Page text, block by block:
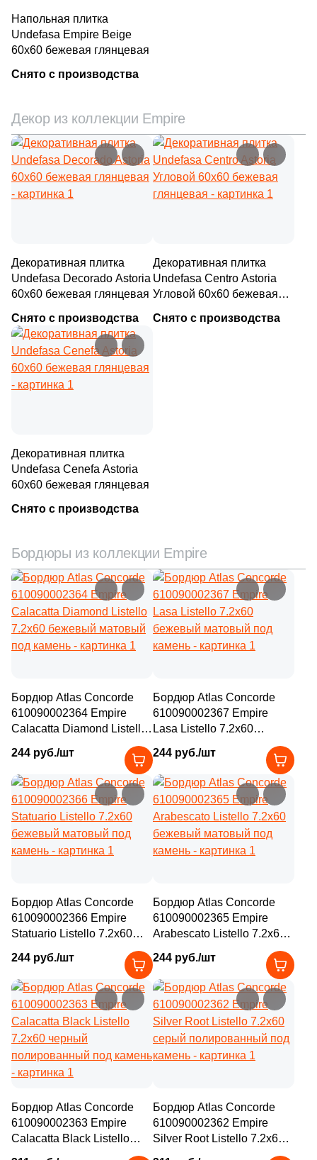
Напольная плитка
Undefasa Empire Beige
60x60 бежевая глянцевая
Снято с производства
Декор из коллекции Empire
Декоративная плитка
Undefasa Decorado Astoria
60x60 бежевая глянцевая
Снято с производства
Декоративная плитка
Undefasa Centro Astoria
Угловой 60x60 бежевая
Снято с производства
Декоративная плитка
Undefasa Cenefa Astoria
60x60 бежевая глянцевая
Снято с производства
Бордюры из коллекции Empire
Бордюр Atlas Concorde
610090002364 Empire
Calacatta Diamond Listello
7.2x60 бежевый матовый
под камень
244 руб./шт
Бордюр Atlas Concorde
610090002367 Empire
Lasa Listello 7.2x60
камень
244 руб./шт
Бордюр Atlas Concorde
610090002366 Empire
Statuario Listello 7.2x60
камень
244 руб./шт
Бордюр Atlas Concorde
610090002365 Empire
Arabescato Listello 7.2x60
камень
244 руб./шт
Бордюр Atlas Concorde
610090002363 Empire
Calacatta Black Listello
Бордюр Atlas Concorde
610090002362 Empire
Silver Root Listello 7.2x60
серый полированный под